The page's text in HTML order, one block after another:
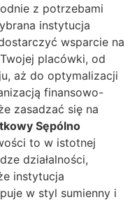
z potrzebami
instytucja
wsparcie na
placówki, od
aż do optymalizacji
finansowo-
zasadzać się na
Sępólno
to w istotnej
działalności,
instytucja
w styl sumienny i